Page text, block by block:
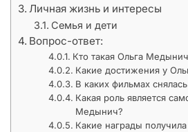
Личная жизнь и интересы
Семья и дети
Вопрос-ответ:
Кто такая Ольга
Какие достижения у
В каких фильмах
Какая роль является
Медынич?
Какие награды